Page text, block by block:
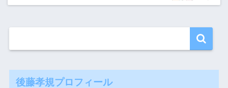
後藤孝規プロフィール